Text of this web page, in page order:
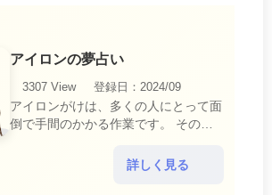
アイロンの夢占い
3307 View
登録日：2024/09
アイロンがけは、多くの人にとって面
倒で手間のかかる作業です。 そのた
中で感じるわずらわしさやストレスか
詳しく見る